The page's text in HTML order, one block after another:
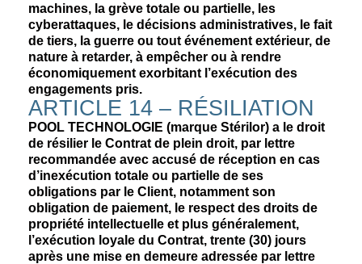
machines, la grève totale ou partielle, les
cyberattaques, le décisions administratives, le fait
de tiers, la guerre ou tout événement extérieur, de
nature à retarder, à empêcher ou à rendre
économiquement exorbitant l’exécution des
engagements pris.
ARTICLE 14 – RÉSILIATION
POOL TECHNOLOGIE (marque Stérilor) a le droit
de résilier le Contrat de plein droit, par lettre
recommandée avec accusé de réception en cas
d’inexécution totale ou partielle de ses
obligations par le Client, notamment son
obligation de paiement, le respect des droits de
propriété intellectuelle et plus généralement,
l’exécution loyale du Contrat, trente (30) jours
après une mise en demeure adressée par lettre